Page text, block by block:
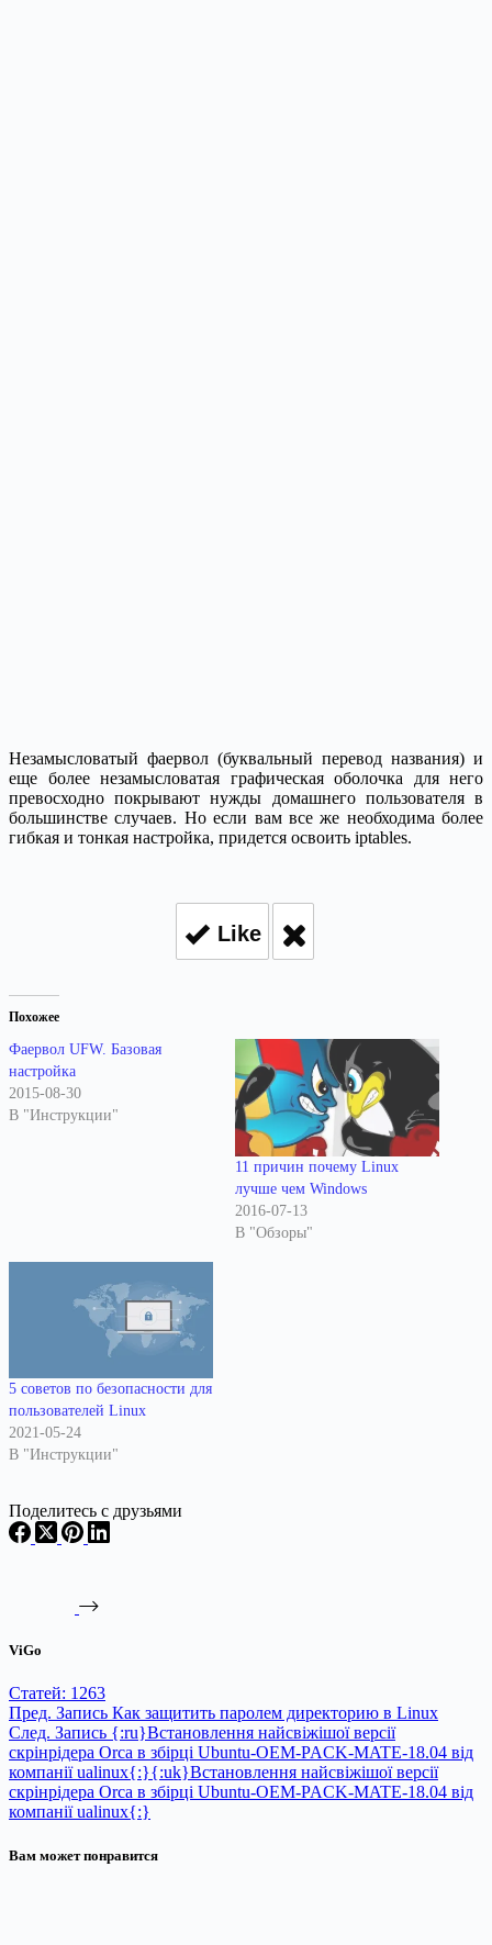
Незамысловатый фаервол (буквальный перевод названия) и
еще более незамысловатая графическая оболочка для него
превосходно покрывают нужды домашнего пользователя в
большинстве случаев. Но если вам все же необходима более
гибкая и тонкая настройка, придется освоить iptables.
Like
Похожее
Фаервол UFW. Базовая
настройка
2015-08-30
В "Инструкции"
11 причин почему Linux
лучше чем Windows
2016-07-13
В "Обзоры"
5 советов по безопасности для
пользователей Linux
2021-05-24
В "Инструкции"
Поделитесь с друзьями
ViGo
Статей: 1263
Пред. Запись Как защитить паролем директорию в Linux
След. Запись {:ru}Встановлення найсвіжішої версії
скрінрідера Orca в збірці Ubuntu-OEM-PACK-MATE-18.04 від
компанії ualinux{:}{:uk}Встановлення найсвіжішої версії
скрінрідера Orca в збірці Ubuntu-OEM-PACK-MATE-18.04 від
компанії ualinux{:}
Вам может понравится